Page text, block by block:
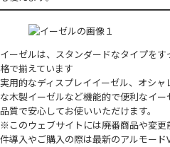
イーゼルは、スタンダードなタイプを
格で揃えています
実用的なディスプレイイーゼル、オシ
な木製イーゼルなど機能的で便利なイ
品質で安心してお使いいただけます。
※このウェブサイトには廃番商品や変
件導入やご購入の際は最新のアルモード